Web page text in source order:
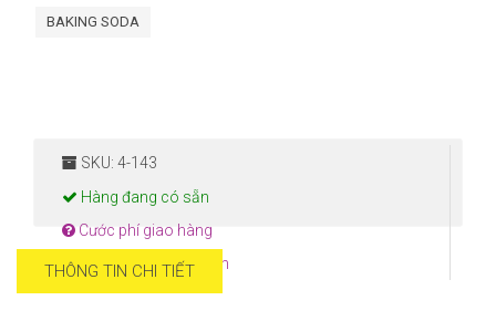
BAKING SODA
SKU: 4-143
Hàng đang có sẵn
Cước phí giao hàng
Hướng dẫn thanh toán
THÔNG TIN CHI TIẾT